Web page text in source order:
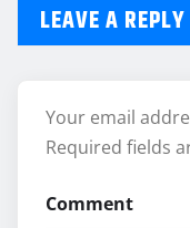
LEAVE A REPLY
Your email
Required fields
Comment